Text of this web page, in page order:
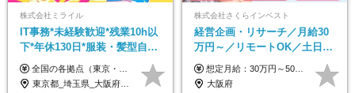
株式会社ミライル
IT事務*未経験歓迎*残業10h以
下*年休130日*服装・髪型自由
*AI研修あり*住宅手当あり*転
勤なし
全国の各拠点（東京・埼玉・新潟・福岡・大阪）で募集中！ 給与は以下の通り、勤務地により異なります。 新潟勤務の場合 201,000円〜201,000円（試用期間変更なし）＋賞与 東京・埼玉勤務の場合 225,000円〜250,000円（試用期間 220,000円）＋賞与 福岡勤務の場合 182,000円〜220,000円（試用期間182,000円）＋賞与 大阪勤務の場合 210,000円〜210,000円（試用期間変更なし）＋賞与 初年度想定年収：280～300万円 ※残業代は全額支給します（1分単位でお支払いします） ※試用期間6ヵ月。試用期間中でも条件変わらず。 ※土日祝含めた勤務可能な方は、土日手当10,000円（毎月）を別途支給。
東京都_埼玉県_大阪府_新潟県_福岡県
株式会社さくらインベスト
経営企画・リサーチ／月給30
万円～／リモートOK／土日祝
休み／生成AIを活用できる方
歓迎
想定月給：30万円～50万円程度＋各種手当＋賞与年2回 ※想定年収：400万円～600万円 ※経験・能力等考慮の上、規定により優遇 ※上記月給には固定残業代を含みます。固定残業代は、時間外労働の有無に関わらず月10時間分（月2.2万円（月収30万円の場合）～3.6万円（月収50万円の場合））を支給し、超過分は追加で支給します ※試用期間2ヶ月（待遇に差異なし） 【固定残業代について】 固定残業10時間分（22,000円～36,000円）を含む ※超過分は別途全額支給
大阪府